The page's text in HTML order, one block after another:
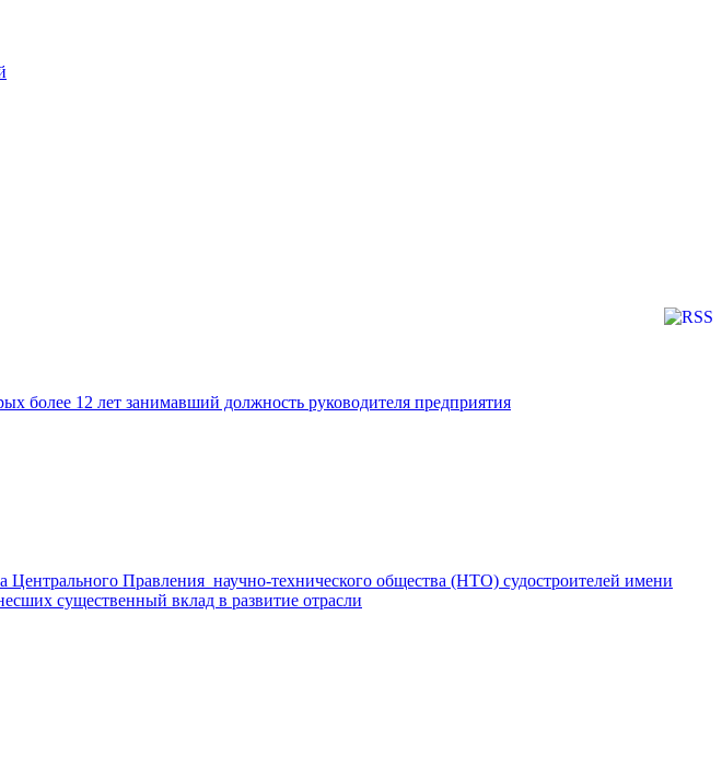
более 12 лет занимавший должность руководителя предприятия
Правления научно-технического общества (НТО) судостроителей имени
существенный вклад в развитие отрасли